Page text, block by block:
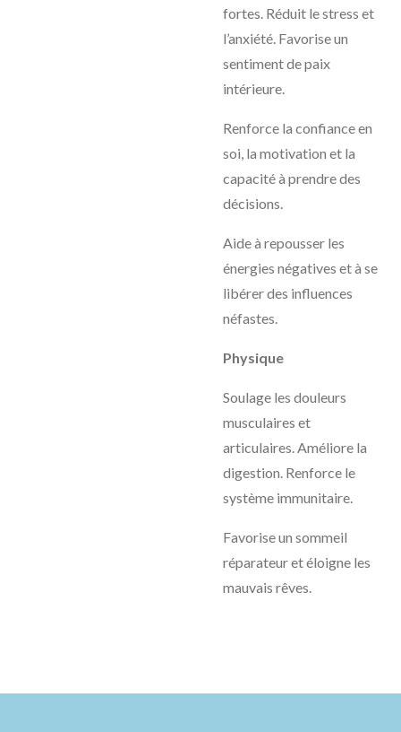
fortes. Réduit le stress et
l’anxiété. Favorise un
sentiment de paix
intérieure.
Renforce la confiance en
soi, la motivation et la
capacité à prendre des
décisions.
Aide à repousser les
énergies négatives et à se
libérer des influences
néfastes.
Physique
Soulage les douleurs
musculaires et
articulaires. Améliore la
digestion. Renforce le
système immunitaire.
Favorise un sommeil
réparateur et éloigne les
mauvais rêves.